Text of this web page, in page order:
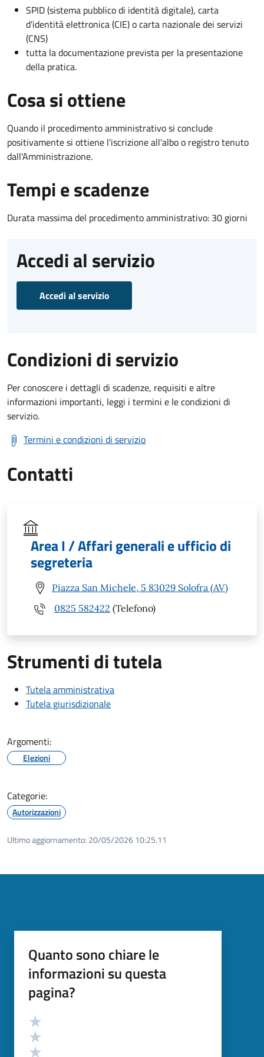
SPID (sistema pubblico di identità digitale), carta
d’identità elettronica (CIE) o carta nazionale dei servizi
(CNS)
tutta la documentazione prevista per la presentazione
della pratica.
Cosa si ottiene
Quando il procedimento amministrativo si conclude
positivamente si ottiene l'iscrizione all'albo o registro tenuto
dall'Amministrazione.
Tempi e scadenze
Durata massima del procedimento amministrativo: 30 giorni
Accedi al servizio
Accedi al servizio
Condizioni di servizio
Per conoscere i dettagli di scadenze, requisiti e altre
informazioni importanti, leggi i termini e le condizioni di
servizio.
Termini e condizioni di servizio
Contatti
Area I / Affari generali e ufficio di
segreteria
Piazza San Michele, 5 83029 Solofra (AV)
0825 582422 (Telefono)
Strumenti di tutela
Tutela amministrativa
Tutela giurisdizionale
Argomenti:
Elezioni
Categorie:
Autorizzazioni
Ultimo aggiornamento: 20/05/2026 10:25.11
Quanto sono chiare le
informazioni su questa
pagina?
Valutazione